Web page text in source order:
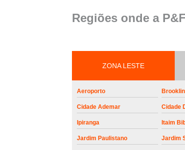
Regiões onde a
ZONA LESTE
Aeroporto Brooklin
Cidade Ademar Cidade
Ipiranga Itaim
Jardim Paulistano Jardim